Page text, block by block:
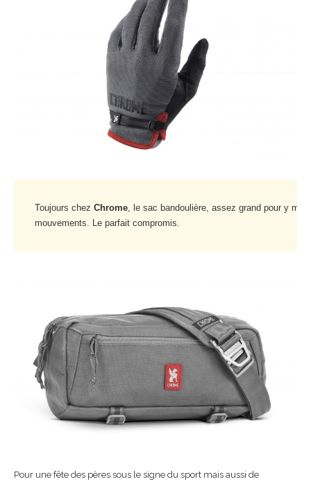
Toujours chez Chrome, le sac bandoulière, assez grand pour y
mouvements. Le parfait compromis.
Pour une fête des pères sous le signe du sport mais aussi de